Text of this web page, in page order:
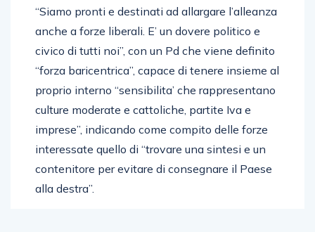
“Siamo pronti e destinati ad allargare l’alleanza
anche a forze liberali. E’ un dovere politico e
civico di tutti noi”, con un Pd che viene definito
“forza baricentrica”, capace di tenere insieme al
proprio interno “sensibilita’ che rappresentano
culture moderate e cattoliche, partite Iva e
imprese”, indicando come compito delle forze
interessate quello di “trovare una sintesi e un
contenitore per evitare di consegnare il Paese
alla destra”.